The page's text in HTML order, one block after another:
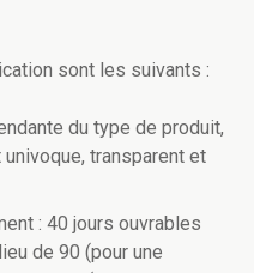
sont les suivants :
du type de produit,
transparent et
: 40 jours ouvrables
de 90 (pour une